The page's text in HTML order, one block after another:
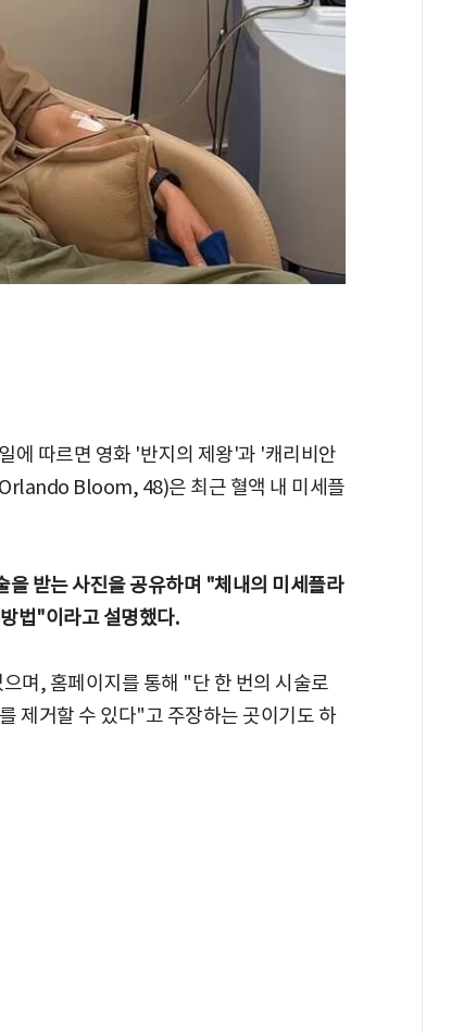
에 따르면 영화 '반지의 제왕'과 '캐리비안
Bloom, 48)은 최근 혈액 내 미세플
받는 사진을 공유하며 "체내의 미세플라
법"이라고 설명했다.
며, 홈페이지를 통해 "단 한 번의 시술로
제거할 수 있다"고 주장하는 곳이기도 하